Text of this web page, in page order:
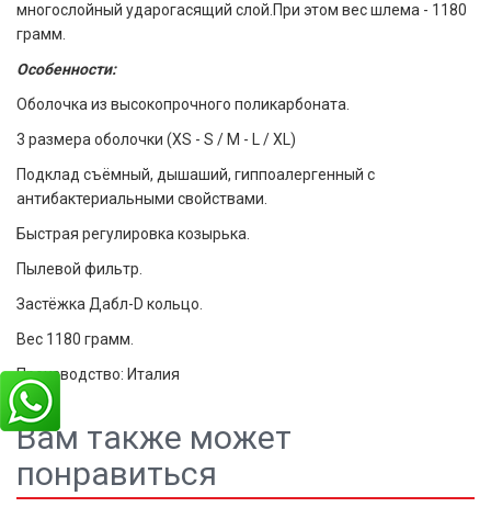
многослойный ударогасящий слой.При этом вес шлема - 1180
грамм.
Особенности:
Оболочка из высокопрочного поликарбоната.
3 размера оболочки (XS - S / M - L / XL)
Подклад съёмный, дышаший, гиппоалергенный с
антибактериальными свойствами.
Быстрая регулировка козырька.
Пылевой фильтр.
Застёжка Дабл-D кольцо.
Вес 1180 грамм.
Производство: Италия
Вам также может
понравиться